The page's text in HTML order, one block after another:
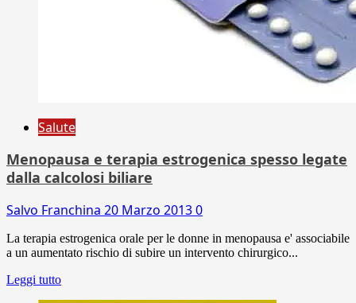
Salute
Menopausa e terapia estrogenica spesso legate
dalla calcolosi biliare
Salvo Franchina 20 Marzo 20130
La terapia estrogenica orale per le donne in menopausa e' associabile
a un aumentato rischio di subire un intervento chirurgico...
Leggi tutto